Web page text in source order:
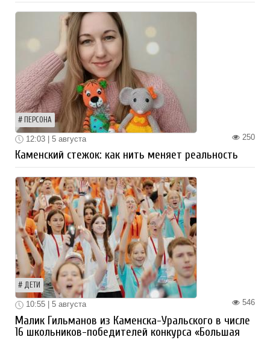
ПЕРСОНА
250
12:03 | 5 августа
Каменский стежок: как нить меняет реальность
ДЕТИ
546
10:55 | 5 августа
Малик Гильманов из Каменска-Уральского в числе
16 школьников-победителей конкурса «Большая